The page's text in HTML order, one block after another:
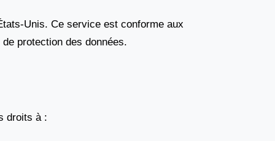
Unis. Ce service est conforme aux
protection des données.
droits à :